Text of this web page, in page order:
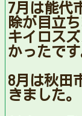
7月は能代
除が目立
キイロス
かったです
8月は秋田
きました。